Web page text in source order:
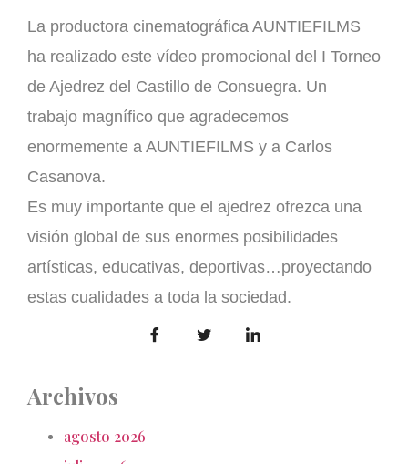
La productora cinematográfica AUNTIEFILMS
ha realizado este vídeo promocional del I Torneo
de Ajedrez del Castillo de Consuegra. Un
trabajo magnífico que agradecemos
enormemente a AUNTIEFILMS y a Carlos
Casanova.
Es muy importante que el ajedrez ofrezca una
visión global de sus enormes posibilidades
artísticas, educativas, deportivas…proyectando
estas cualidades a toda la sociedad.
Archivos
agosto 2026